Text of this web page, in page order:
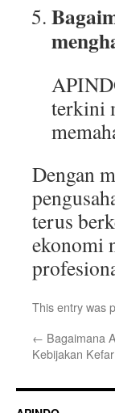
terkini
Dengan
terus
ekonomi
This entry was
← Bagaimana
Kebijakan